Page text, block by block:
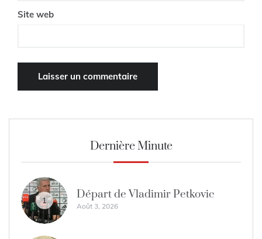
Site web
Dernière Minute
1 Départ de Vladimir Petkovic
Août 3, 2026